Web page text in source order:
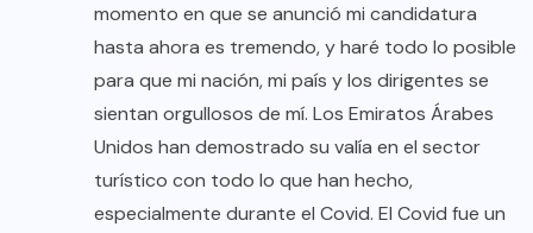
momento en que se anunció mi candidatura
hasta ahora es tremendo, y haré todo lo posible
para que mi nación, mi país y los dirigentes se
sientan orgullosos de mí. Los Emiratos Árabes
Unidos han demostrado su valía en el sector
turístico con todo lo que han hecho,
especialmente durante el Covid. El Covid fue un